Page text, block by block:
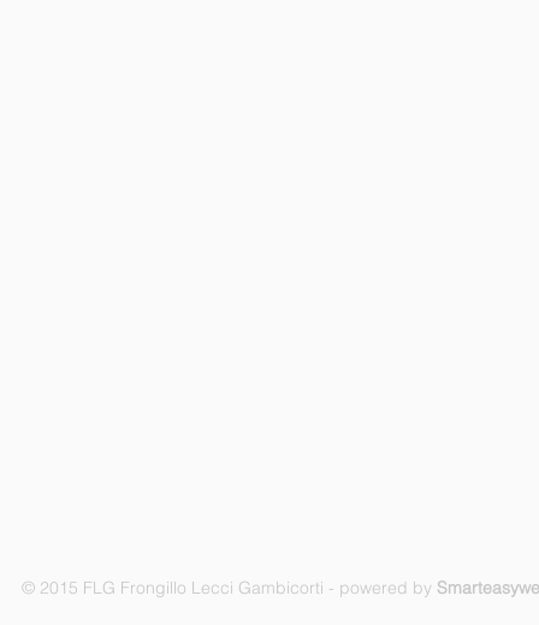
© 2015 FLG Frongillo Lecci Gambicorti - powered by